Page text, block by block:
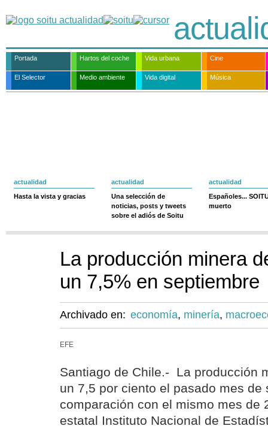
Portada Hartos del coche Vida urbana Cine
El Selector Medio ambiente Vida digital Música
actualidad
Hasta la vista y gracias
actualidad
Una selección de
noticias, posts y tweets
sobre el adiós de Soitu
actualidad
Españoles...
muerto
La producción minera
un 7,5% en septiembre
Archivado en: economía, minería,
EFE
Santiago de Chile.- La producción
un 7,5 por ciento el pasado mes de
comparación con el mismo mes de
estatal Instituto Nacional de